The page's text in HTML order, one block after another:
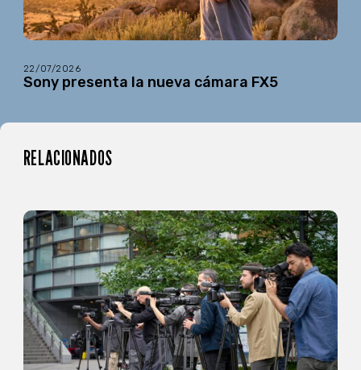
22/07/2026
Sony presenta la nueva cámara FX5
RELACIONADOS